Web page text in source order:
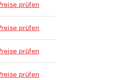
prüfen
prüfen
prüfen
prüfen